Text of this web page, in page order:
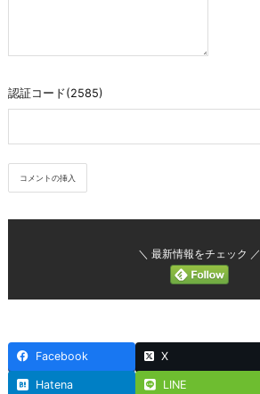
認証コード(2585)
＼ 最新情報をチェック ／
Facebook X
Hatena LINE